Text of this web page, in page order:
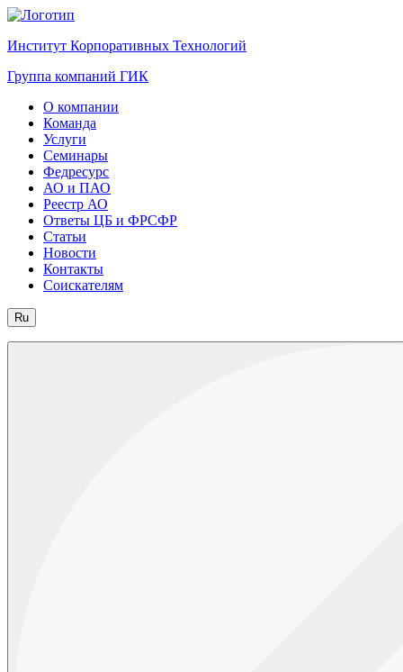
Институт Корпоративных Технологий
Группа компаний ГИК
О компании
Команда
Услуги
Семинары
Федресурс
АО и ПАО
Реестр АО
Ответы ЦБ и ФРСФР
Статьи
Новости
Контакты
Соискателям
Ru